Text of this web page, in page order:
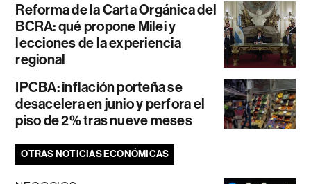
Reforma de la Carta Orgánica del
BCRA: qué propone Milei y
lecciones de la experiencia
regional
IPCBA: inflación porteña se
desacelera en junio y perfora el
piso de 2% tras nueve meses
OTRAS NOTICIAS ECONÓMICAS